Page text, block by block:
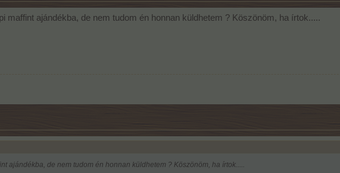
maffint ajándékba, de nem tudom én honnan küldhetem ? Köszönöm, ha írtok.....
ajándékba, de nem tudom én honnan küldhetem ? Köszönöm, ha írtok.....